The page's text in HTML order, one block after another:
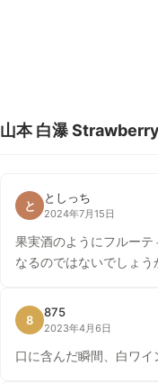
山本 白瀑
と
としっち
2024年7月15日
果実酒のようにフルー
なるのではないでしょう
8
875
2023年4月6日
口に含んだ瞬間、白ワ